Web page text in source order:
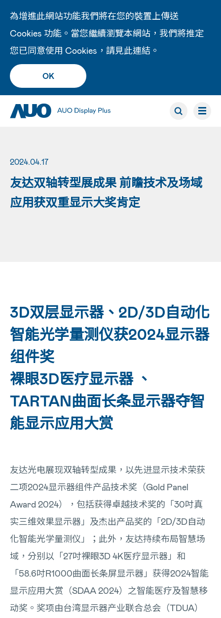
為增進此網站功能我們將在您的裝置上傳送
Cookies 功能。當您繼續瀏覽本網站，我們將推定
您已同意使用 Cookies，請見此連結 。
OK
2024.04.17
友达双轴转型展成果 前瞻技术及场域
应用获双重显示大奖肯定
3D双层显示器、2D/3D自动化
智能光学量测仪获2024显示器
组件奖
裸眼3D医疗显示器 、
TARTAN曲面长条显示器夺智
能显示应用大赏
友达光电展现双轴转型成果，以先进显示技术荣获
二项2024显示器组件产品技术奖（Gold Panel
Award 2024），包括获得卓越技术奖的「30吋真
实三维效果显示器」及杰出产品奖的「2D/3D自动
化智能光学量测仪」；此外，友达持续布局智慧场
域，分别以「27吋裸眼3D 4K医疗显示器」和
「58.6吋R1000曲面长条屏显示器」获得2024智能
显示应用大赏（SDAA 2024）之智能医疗及智慧移
动奖。奖项由台湾显示器产业联合总会（TDUA）